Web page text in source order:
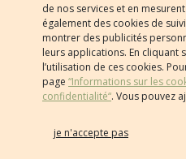
de nos services et en
également des cookies de
montrer des publicités
leurs applications. En cliquant
l’utilisation de ces cookies.
page “Informations sur les
confidentialité“. Vous pouvez
je n'accepte pas